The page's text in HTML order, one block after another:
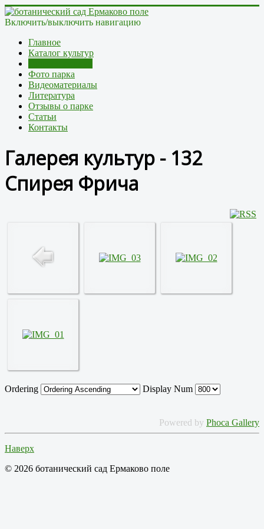
Включить/выключить навигацию
Главное
Каталог культур
Фото парка
Видеоматериалы
Литература
Отзывы о парке
Статьи
Контакты
Галерея культур - 132
Спирея Фрича
Ordering Display Num
Powered by Phoca Gallery
Наверх
© 2026 ботанический сад Ермаково поле